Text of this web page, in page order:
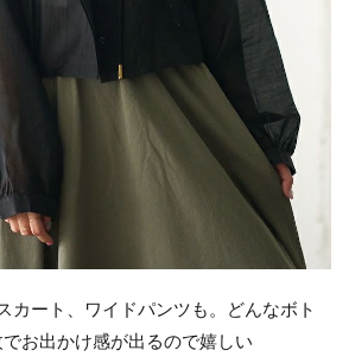
カート、ワイドパンツも。どんなボト
お出かけ感が出るので嬉しい